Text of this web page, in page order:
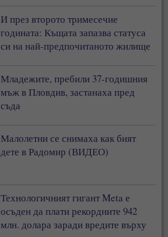
И през второто тримесечие
годината: Къщата запазва статуса
си на най-предпочитаното жилище
Младежите, пребили 37-годишния
мъж в Пловдив, застанаха пред
съда
Малолетни се снимаха как бият
дете в Радомир (ВИДЕО)
Технологичният гигант Meta е
осъден да плати рекордните 942
млн. долара заради вредите върху